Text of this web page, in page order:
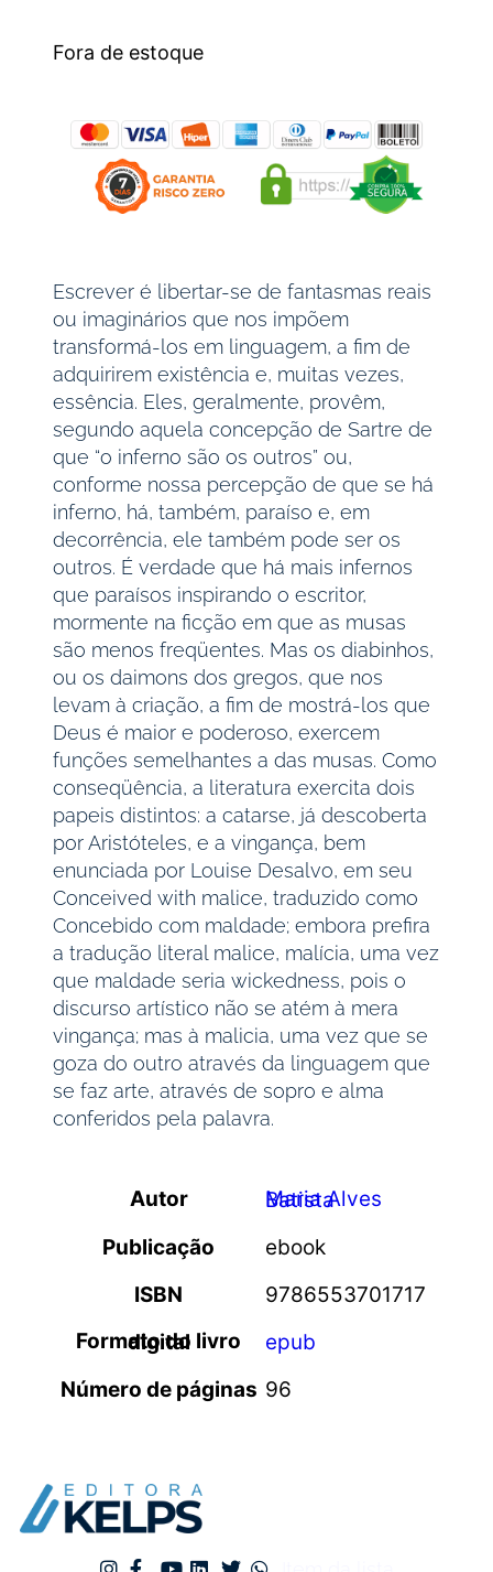
Fora de estoque
Escrever é libertar-se de fantasmas reais
ou imaginários que nos impõem
transformá-los em linguagem, a fim de
adquirirem existência e, muitas vezes,
essência. Eles, geralmente, provêm,
segundo aquela concepção de Sartre de
que “o inferno são os outros” ou,
conforme nossa percepção de que se há
inferno, há, também, paraíso e, em
decorrência, ele também pode ser os
outros. É verdade que há mais infernos
que paraísos inspirando o escritor,
mormente na ficção em que as musas
são menos freqüentes. Mas os diabinhos,
ou os daimons dos gregos, que nos
levam à criação, a fim de mostrá-los que
Deus é maior e poderoso, exercem
funções semelhantes a das musas. Como
conseqüência, a literatura exercita dois
papeis distintos: a catarse, já descoberta
por Aristóteles, e a vingança, bem
enunciada por Louise Desalvo, em seu
Conceived with malice, traduzido como
Concebido com maldade; embora prefira
a tradução literal malice, malícia, uma vez
que maldade seria wickedness, pois o
discurso artístico não se atém à mera
vingança; mas à malicia, uma vez que se
goza do outro através da linguagem que
se faz arte, através de sopro e alma
conferidos pela palavra.
Autor
Maria Alves Batista
Publicação
ebook
ISBN
9786553701717
Formato do livro digital
epub
Número de páginas 96